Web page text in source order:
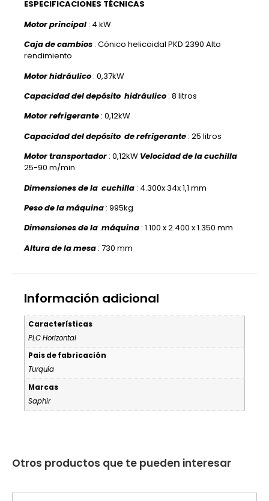
ESPECIFICACIONES TÉCNICAS
Motor principal : 4 kW
Caja de cambios : Cónico helicoidal PKD 2390 Alto
rendimiento
Motor hidráulico : 0,37kW
Capacidad del depósito hidráulico : 8 litros
Motor refrigerante : 0,12kW
Capacidad del depósito de refrigerante : 25 litros
Motor transportador : 0,12kW Velocidad de la cuchilla
25-90 m/min
Dimensiones de la cuchilla : 4.300x 34x 1,1 mm
Peso de la máquina : 995kg
Dimensiones de la máquina : 1.100 x 2.400 x 1.350 mm
Altura de la mesa : 730 mm
Información adicional
Características
PLC Horizontal
Pais de fabricación
Turquía
Marcas
Saphir
Otros productos que te pueden interesar